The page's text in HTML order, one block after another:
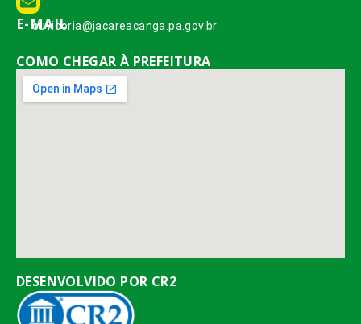
E-MAIL
ouvidoria@jacareacanga.pa.gov.br
COMO CHEGAR À PREFEITURA
DESENVOLVIDO POR CR2